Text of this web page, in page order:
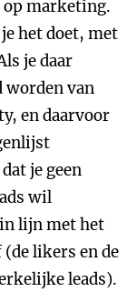
marketing.
het doet, met
je daar
worden van
en daarvoor
je geen
wil
lijn met het
likers en de
leads).